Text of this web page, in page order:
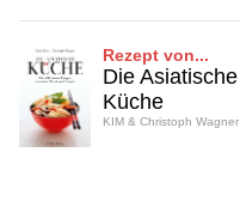
Rezept von...
Die Asiatische
Küche
KIM & Christoph Wagner